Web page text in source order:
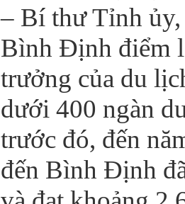
– Bí thư Tỉnh
Bình Định điểm
trưởng của du
dưới 400 ngàn
trước đó, đến
đến Bình Định